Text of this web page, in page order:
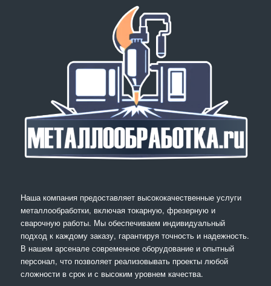
Наша компания предоставляет высококачественные услуги
металлообработки, включая токарную, фрезерную и
сварочную работы. Мы обеспечиваем индивидуальный
подход к каждому заказу, гарантируя точность и надежность.
В нашем арсенале современное оборудование и опытный
персонал, что позволяет реализовывать проекты любой
сложности в срок и с высоким уровнем качества.